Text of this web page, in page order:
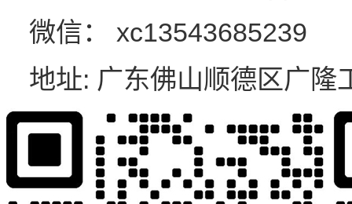
微信： xc13543685239
地址: 广东佛山顺德区广隆